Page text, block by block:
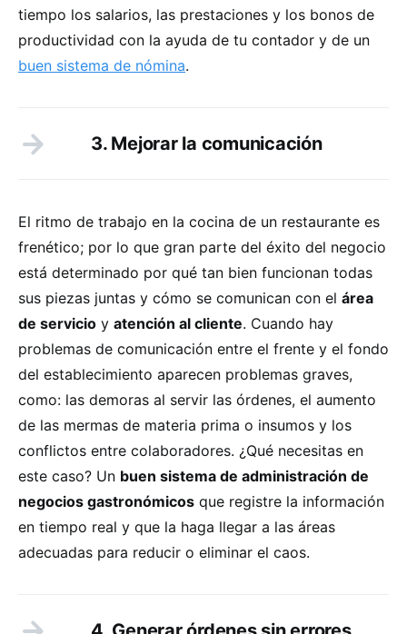
tiempo los salarios, las prestaciones y los bonos de
productividad con la ayuda de tu contador y de un
buen sistema de nómina.
3. Mejorar la comunicación
El ritmo de trabajo en la cocina de un restaurante es
frenético; por lo que gran parte del éxito del negocio
está determinado por qué tan bien funcionan todas
sus piezas juntas y cómo se comunican con el área
de servicio y atención al cliente. Cuando hay
problemas de comunicación entre el frente y el fondo
del establecimiento aparecen problemas graves,
como: las demoras al servir las órdenes, el aumento
de las mermas de materia prima o insumos y los
conflictos entre colaboradores. ¿Qué necesitas en
este caso? Un buen sistema de administración de
negocios gastronómicos que registre la información
en tiempo real y que la haga llegar a las áreas
adecuadas para reducir o eliminar el caos.